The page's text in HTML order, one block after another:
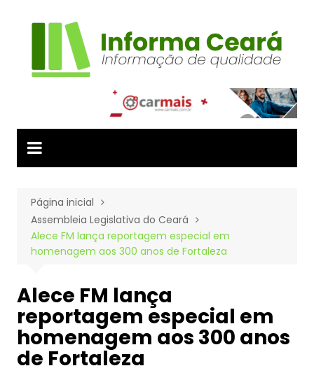
Página inicial
Assembleia Legislativa do Ceará
Alece FM lança reportagem especial em
homenagem aos 300 anos de Fortaleza
Alece FM lança
reportagem especial em
homenagem aos 300 anos
de Fortaleza